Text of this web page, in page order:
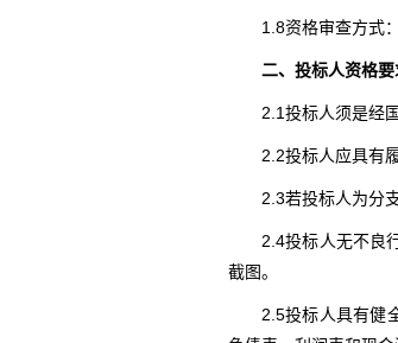
1.8资格审查方式
二、投标人资格要
2.1投标人须是经
2.2投标人应具有
2.3若投标人为分
2.4投标人无不良
截图。
2.5投标人具有健